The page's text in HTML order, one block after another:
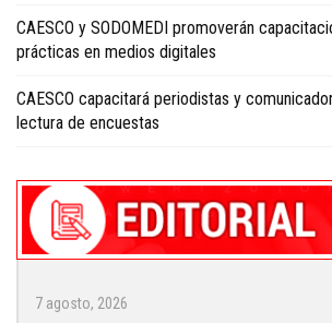
CAESCO y SODOMEDI promoverán
prácticas en medios digitales
CAESCO capacitará periodistas y
lectura de encuestas
7 agosto, 2026